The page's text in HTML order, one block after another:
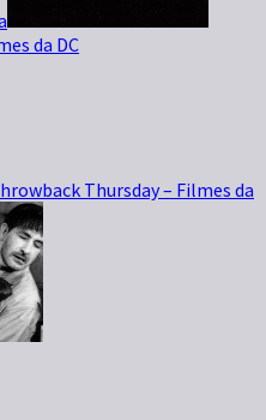
da DC
Thursday – Filmes da